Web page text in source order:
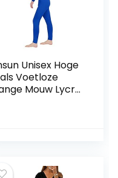
Unisex Hoge
Voetloze
Mouw Lycra